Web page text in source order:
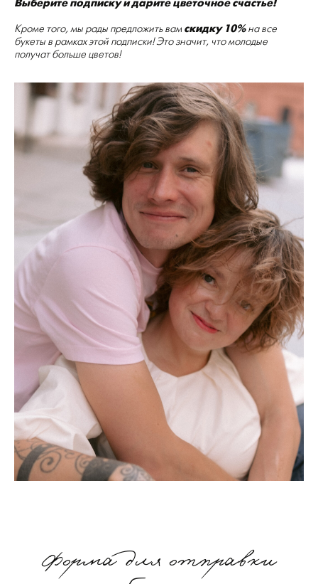
Выберите подписку и дарите цветочное счастье!
Кроме того, мы рады предложить вам скидку 10%на все
букеты в рамках этой подписки! Это значит, что молодые
получат больше цветов!
Форма для отправки